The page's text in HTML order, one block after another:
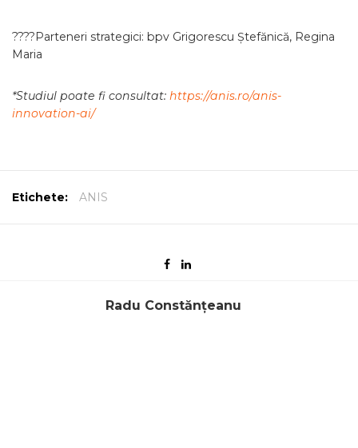
????Parteneri strategici: bpv Grigorescu Ștefănică, Regina
Maria
*Studiul poate fi consultat: https://anis.ro/anis-
innovation-ai/
Etichete: ANIS
Radu Constănțeanu